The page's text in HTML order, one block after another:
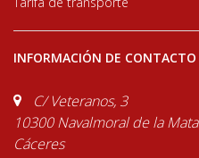
INFORMACIÓN DE CONTACTO
C/ Veteranos, 3
10300 Navalmoral de la Mata
Cáceres